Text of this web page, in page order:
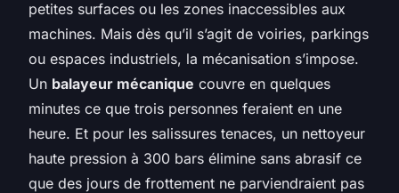
petites surfaces ou les zones inaccessibles aux
machines. Mais dès qu’il s’agit de voiries, parkings
ou espaces industriels, la mécanisation s’impose.
Un balayeur mécanique couvre en quelques
minutes ce que trois personnes feraient en une
heure. Et pour les salissures tenaces, un nettoyeur
haute pression à 300 bars élimine sans abrasif ce
que des jours de frottement ne parviendraient pas